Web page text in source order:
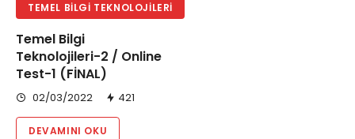
TEMEL BILGI TEKNOLOJILERI
Temel Bilgi
Teknolojileri-2 / Online
Test-1 (FİNAL)
02/03/2022 421
DEVAMINI OKU